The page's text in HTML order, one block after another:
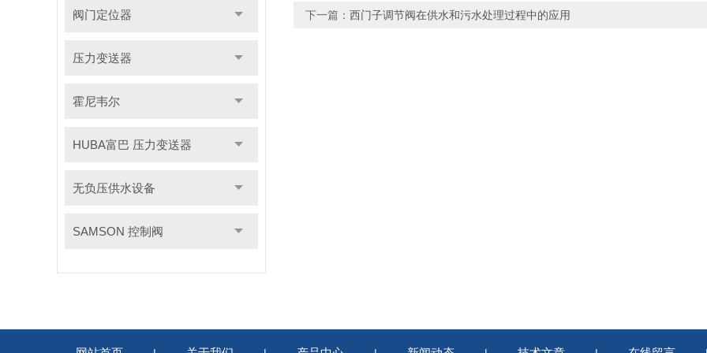
下一篇： 西门子调节阀在供水和污水处理过程中的应用
阀门定位器
压力变送器
霍尼韦尔
HUBA富巴 压力变送器
无负压供水设备
SAMSON 控制阀